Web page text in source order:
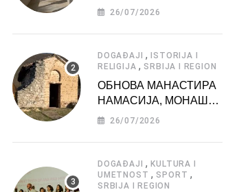
ДЕДИЊУ –
АТРАКЦИЈА
26/07/2026
DOGAĐAJI , ISTORIJA I
RELIGIJA , SRBIJA I REGION
ОБНОВА МАНАСТИРА
НАМАСИЈА, МОНАШКЕ
ЗАДУЖБИНЕ
26/07/2026
DOGAĐAJI ,KULTURA I
UMETNOST , SPORT ,
SRBIJA I REGION